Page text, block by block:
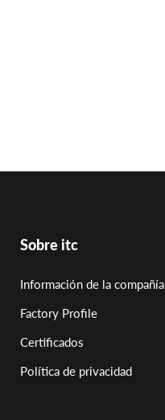
Sobre itc
Información de la compañía
Factory Profile
Certificados
Política de privacidad